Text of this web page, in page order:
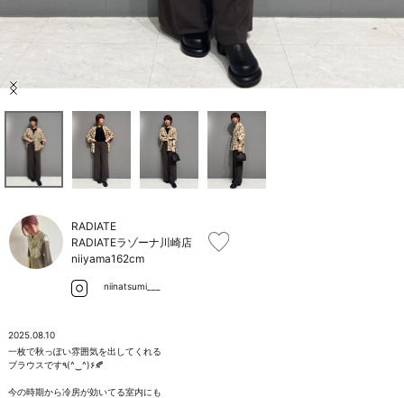
ブランド一覧
ご利用ガイド/ヘルプ
Item
RADIATE
RADIATEラゾーナ川崎店
niiyama162cm
niinatsumi___
2025.08.10
一枚で秋っぽい雰囲気を出してくれる
ブラウスです٩(^‿^)۶🍂
今の時期から冷房が効いてる室内にも